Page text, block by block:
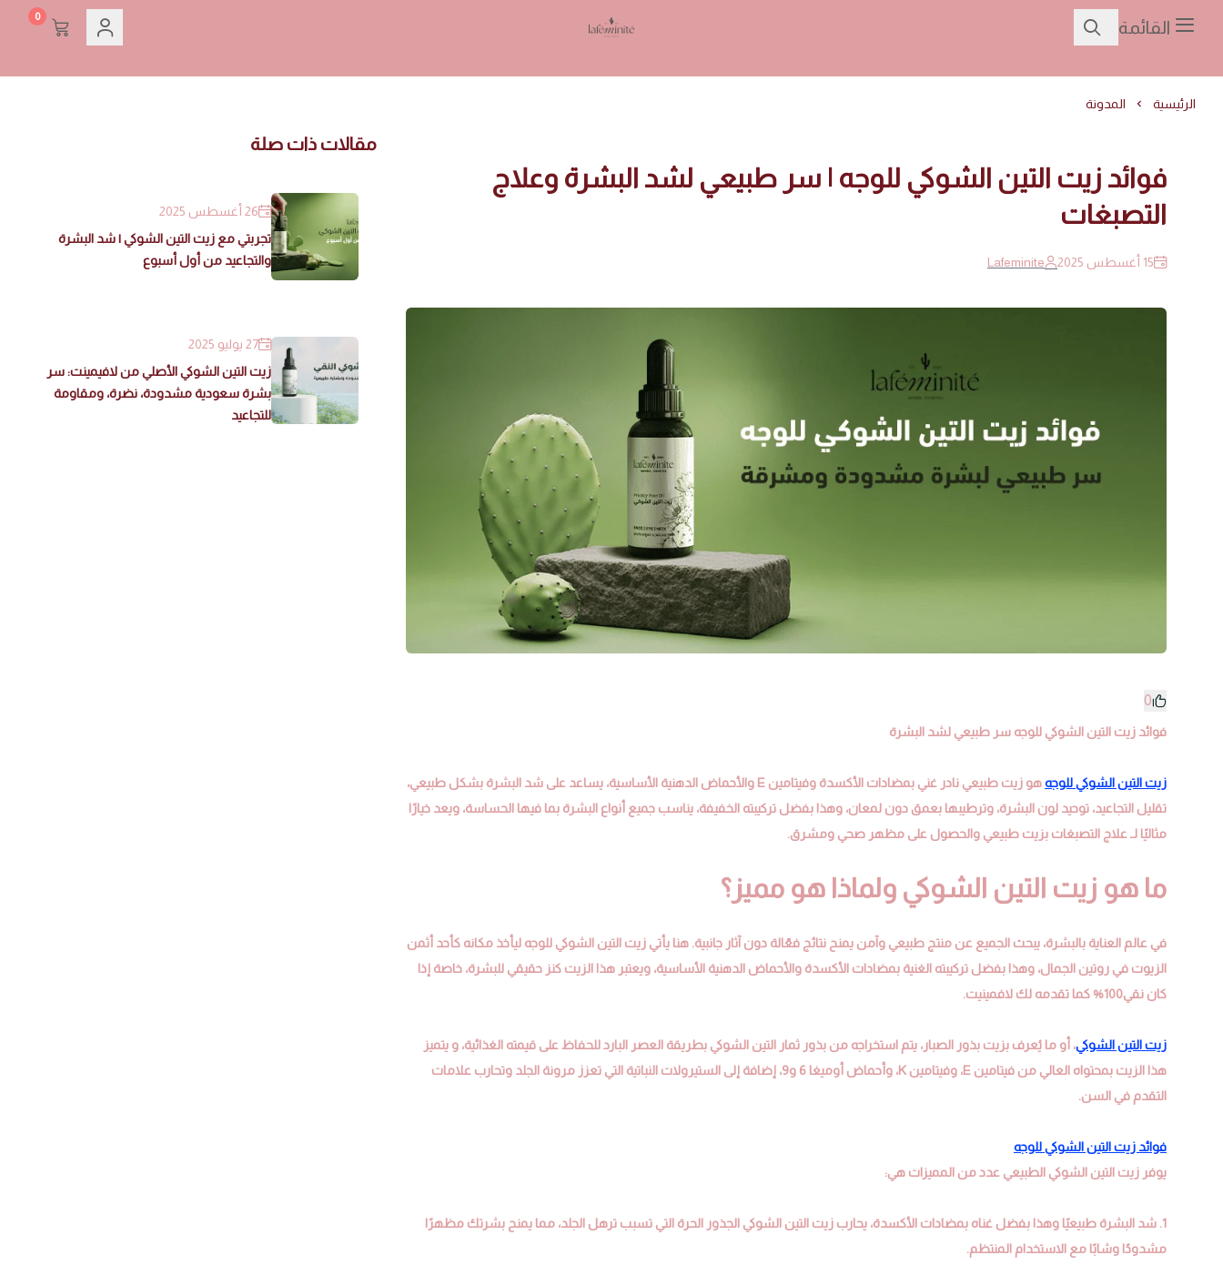
القائمة
Lafeminite | لافمنيت
0
الرئيسية المدونة
فوائد زيت التين الشوكي للوجه | سر طبيعي لشد البشرة وعلاج
التصبغات
15 أغسطس 2025 Lafeminite
0
فوائد زيت التين الشوكي للوجه سر طبيعي لشد البشرة
زيت التين الشوكي للوجه
هو زيت طبيعي نادر غني بمضادات الأكسدة وفيتامين E والأحماض الدهنية الأساسية، يساعد على شد البشرة بشكل طبيعي،
تقليل التجاعيد، توحيد لون البشرة، وترطيبها بعمق دون لمعان، وهذا بفضل تركيبته الخفيفة، يناسب جميع أنواع البشرة بما فيها الحساسة، ويعد خيارًا
مثاليًا لـ علاج التصبغات بزيت طبيعي والحصول على مظهر صحي ومشرق.
ما هو زيت التين الشوكي ولماذا هو مميز؟
في عالم العناية بالبشرة، يبحث الجميع عن منتج طبيعي وآمن يمنح نتائج فعّالة دون آثار جانبية. هنا يأتي زيت التين الشوكي للوجه ليأخذ مكانه كأحد أثمن
الزيوت في روتين الجمال، وهذا بفضل تركيبته الغنية بمضادات الأكسدة والأحماض الدهنية الأساسية، ويعتبر هذا الزيت كنز حقيقي للبشرة، خاصة إذا
كان نقي100% كما تقدمه لك لافمينيت.
زيت التين الشوكي، أو ما يُعرف بزيت بذور الصبار، يتم استخراجه من بذور ثمار التين الشوكي بطريقة العصر البارد للحفاظ على قيمته الغذائية، و يتميز
هذا الزيت بمحتواه العالي من فيتامين E، وفيتامين K، وأحماض أوميغا 6 و9، إضافة إلى الستيرولات النباتية التي تعزز مرونة الجلد وتحارب علامات
التقدم في السن.
فوائد زيت التين الشوكي للوجه
يوفر زيت التين الشوكي الطبيعي عدد من المميزات هي:
1. شد البشرة طبيعيًا وهذا بفضل غناه بمضادات الأكسدة، يحارب زيت التين الشوكي الجذور الحرة التي تسبب ترهل الجلد، مما يمنح بشرتك مظهرًا
مشدودًا وشابًا مع الاستخدام المنتظم.
مقالات ذات صلة
26 أغسطس 2025
تجربتي مع زيت التين الشوكي | شد البشرة
والتجاعيد من أول أسبوع
27 يوليو 2025
زيت التين الشوكي الأصلي من لافيمينت: سر
بشرة سعودية مشدودة، نضرة، ومقاومة
للتجاعيد